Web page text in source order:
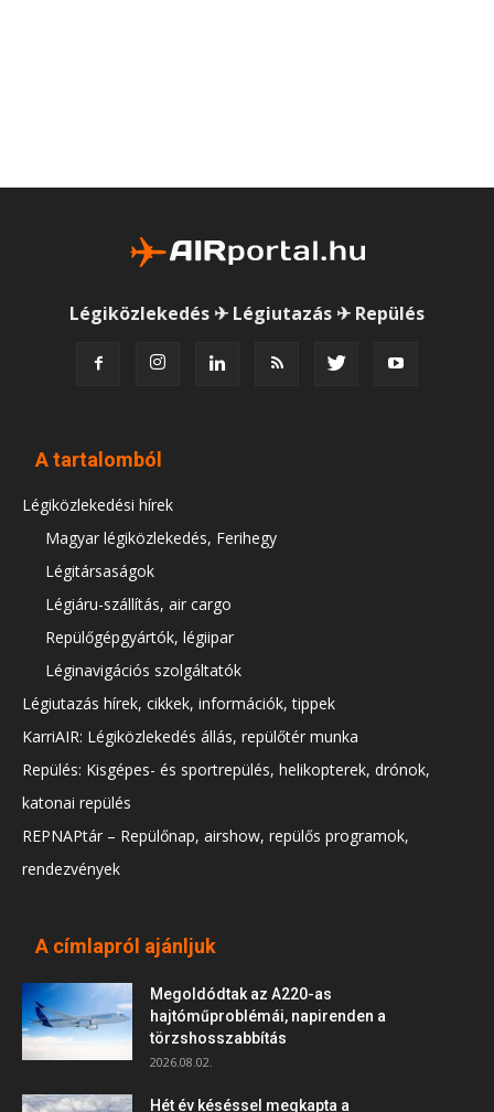
Légiközlekedés ✈ Légiutazás ✈ Repülés
A tartalomból
Légiközlekedési hírek
Magyar légiközlekedés, Ferihegy
Légitársaságok
Légiáru-szállítás, air cargo
Repülőgépgyártók, légiipar
Léginavigációs szolgáltatók
Légiutazás hírek, cikkek, információk, tippek
KarriAIR: Légiközlekedés állás, repülőtér munka
Repülés: Kisgépes- és sportrepülés, helikopterek, drónok,
katonai repülés
REPNAPtár – Repülőnap, airshow, repülős programok,
rendezvények
A címlapról ajánljuk
Megoldódtak az A220-as
hajtóműproblémái, napirenden a
törzshosszabbítás
2026.08.02.
Hét év késéssel megkapta a